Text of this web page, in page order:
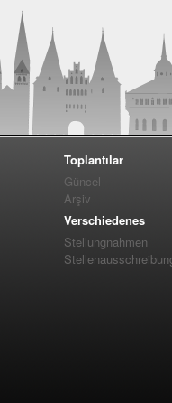
Toplantılar
Güncel
Arşiv
Verschiedenes
Stellungnahmen